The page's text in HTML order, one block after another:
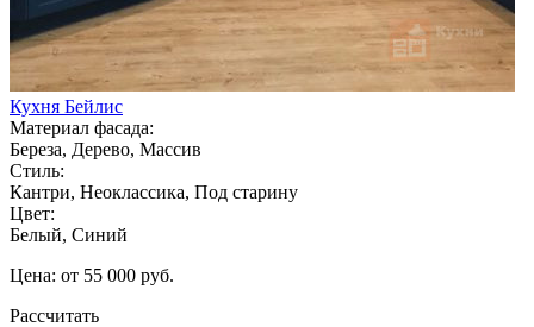
Кухня Бейлис
Материал фасада:
Береза, Дерево, Массив
Стиль:
Кантри, Неоклассика, Под старину
Цвет:
Белый, Синий
Цена: от 55 000 руб.
Рассчитать